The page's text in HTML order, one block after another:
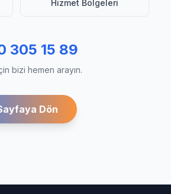
Hizmet Bölgeleri
305 15 89
bizi hemen arayın.
Dön